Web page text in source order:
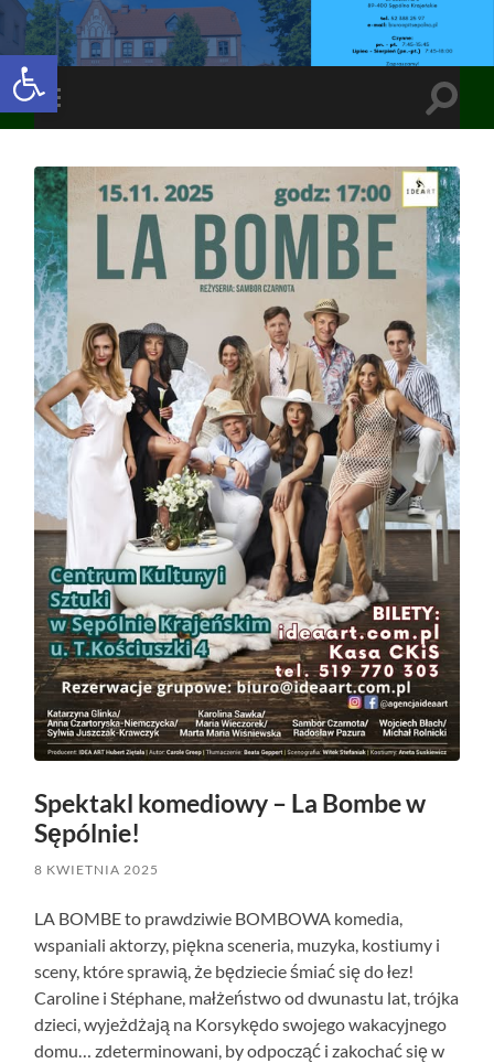
Open toolbar
Toggle
mobile
Toggle
Spektakl komediowy – La Bombe w
Sępólnie!
8 KWIETNIA 2025
LA BOMBE to prawdziwie BOMBOWA komedia,
wspaniali aktorzy, piękna sceneria, muzyka, kostiumy i
sceny, które sprawią, że będziecie śmiać się do łez!
Caroline i Stéphane, małżeństwo od dwunastu lat, trójka
dzieci, wyjeżdżają na Korsykędo swojego wakacyjnego
domu… zdeterminowani, by odpocząć i zakochać się w